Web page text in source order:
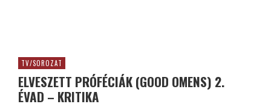
TV/SOROZAT
ELVESZETT PRÓFÉCIÁK (GOOD OMENS) 2.
ÉVAD – KRITIKA